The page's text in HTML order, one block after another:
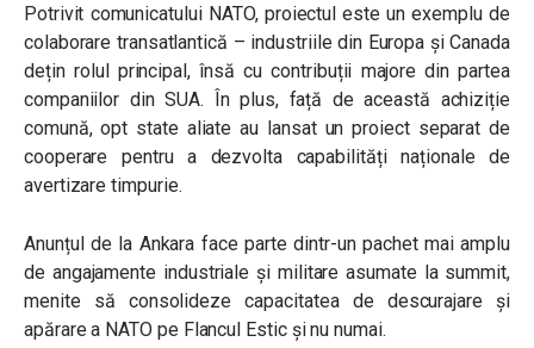
Potrivit comunicatului NATO, proiectul este un exemplu de
colaborare transatlantică – industriile din Europa și Canada
dețin rolul principal, însă cu contribuții majore din partea
companiilor din SUA. În plus, față de această achiziție
comună, opt state aliate au lansat un proiect separat de
cooperare pentru a dezvolta capabilități naționale de
avertizare timpurie.
Anunțul de la Ankara face parte dintr-un pachet mai amplu
de angajamente industriale și militare asumate la summit,
menite să consolideze capacitatea de descurajare și
apărare a NATO pe Flancul Estic și nu numai.